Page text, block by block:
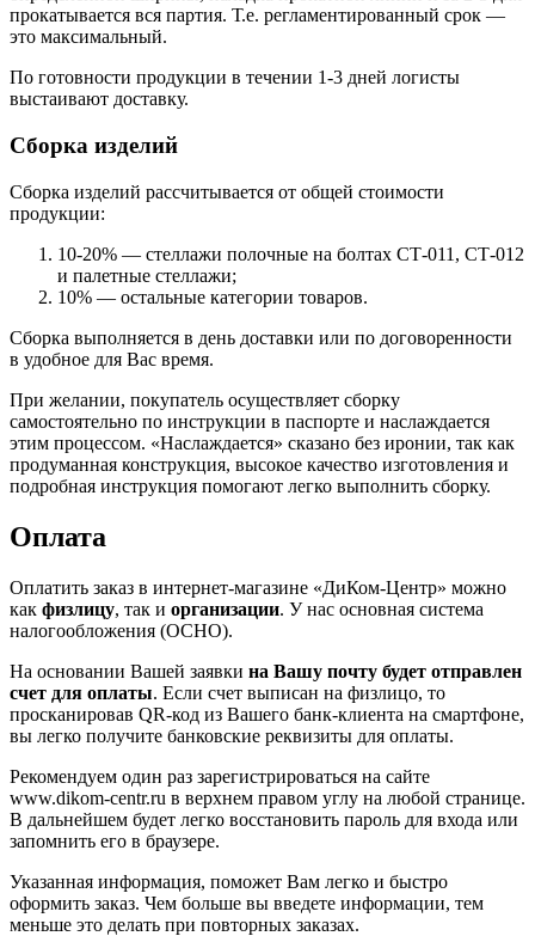
прокатывается вся партия. Т.е. регламентированный срок —
это максимальный.
По готовности продукции в течении 1-3 дней логисты
выстаивают доставку.
Сборка изделий
Сборка изделий рассчитывается от общей стоимости
продукции:
10-20% — стеллажи полочные на болтах СТ-011, СТ-012
и палетные стеллажи;
10% — остальные категории товаров.
Сборка выполняется в день доставки или по договоренности
в удобное для Вас время.
При желании, покупатель осуществляет сборку
самостоятельно по инструкции в паспорте и наслаждается
этим процессом. «Наслаждается» сказано без иронии, так как
продуманная конструкция, высокое качество изготовления и
подробная инструкция помогают легко выполнить сборку.
Оплата
Оплатить заказ в интернет-магазине «ДиКом-Центр» можно
как физлицу, так и организации. У нас основная система
налогообложения (ОСНО).
На основании Вашей заявки на Вашу почту будет отправлен
счет для оплаты. Если счет выписан на физлицо, то
просканировав QR-код из Вашего банк-клиента на смартфоне,
вы легко получите банковские реквизиты для оплаты.
Рекомендуем один раз зарегистрироваться на сайте
www.dikom-centr.ru в верхнем правом углу на любой странице.
В дальнейшем будет легко восстановить пароль для входа или
запомнить его в браузере.
Указанная информация, поможет Вам легко и быстро
оформить заказ. Чем больше вы введете информации, тем
меньше это делать при повторных заказах.